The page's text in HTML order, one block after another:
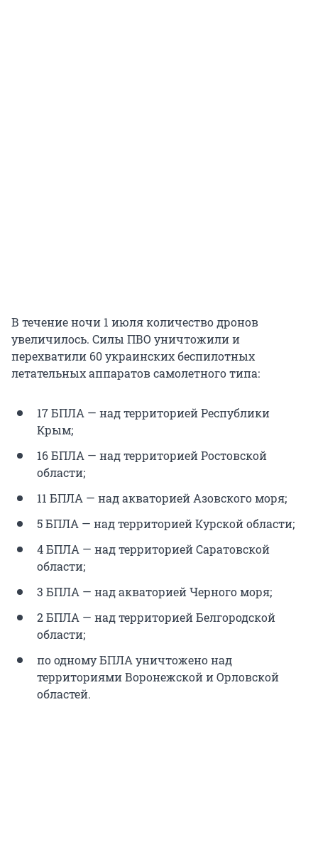
В течение ночи 1 июля количество дронов
увеличилось. Силы ПВО уничтожили и
перехватили 60 украинских беспилотных
летательных аппаратов самолетного типа:
17 БПЛА — над территорией Республики
Крым;
16 БПЛА — над территорией Ростовской
области;
11 БПЛА — над акваторией Азовского моря;
5 БПЛА — над территорией Курской области;
4 БПЛА — над территорией Саратовской
области;
3 БПЛА — над акваторией Черного моря;
2 БПЛА — над территорией Белгородской
области;
по одному БПЛА уничтожено над
территориями Воронежской и Орловской
областей.